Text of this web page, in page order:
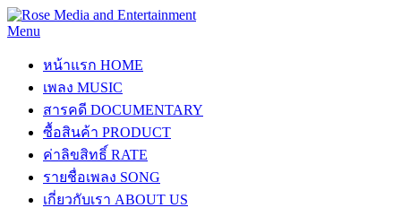
Menu
หน้าแรก HOME
เพลง MUSIC
สารคดี DOCUMENTARY
ซื้อสินค้า PRODUCT
ค่าลิขสิทธิ์ RATE
รายชื่อเพลง SONG
เกี่ยวกับเรา ABOUT US